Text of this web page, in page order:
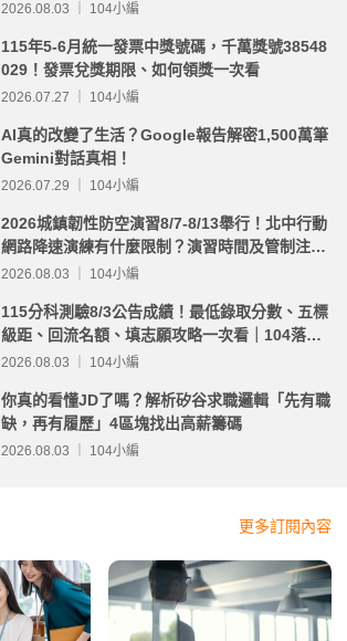
2026.08.03 ｜ 104小編
115年5-6月統一發票中獎號碼，千萬獎號38548
029！發票兌獎期限、如何領獎一次看
2026.07.27 ｜ 104小編
AI真的改變了生活？Google報告解密1,500萬筆
Gemini對話真相！
2026.07.29 ｜ 104小編
2026城鎮韌性防空演習8/7-8/13舉行！北中行動
網路降速演練有什麼限制？演習時間及管制注意
事項整理
2026.08.03 ｜ 104小編
115分科測驗8/3公告成績！最低錄取分數、五標
級距、回流名額、填志願攻略一次看｜104落點
分析
2026.08.03 ｜ 104小編
你真的看懂JD了嗎？解析矽谷求職邏輯「先有職
缺，再有履歷」4區塊找出高薪籌碼
2026.08.03 ｜ 104小編
更多訂閱內容